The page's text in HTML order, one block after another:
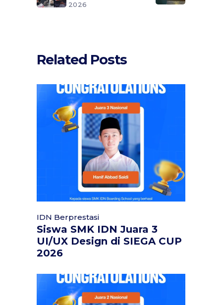
2026
Related Posts
IDN Berprestasi
Siswa SMK IDN Juara 3
UI/UX Design di SIEGA CUP
2026